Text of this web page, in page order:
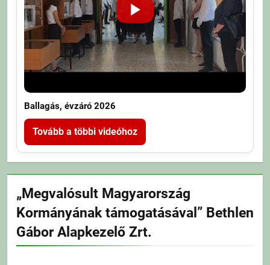
Ballagás, évzáró 2026
Tovább a többi videóhoz
„Megvalósult Magyarország
Kormányának támogatásával” Bethlen
Gábor Alapkezelő Zrt.